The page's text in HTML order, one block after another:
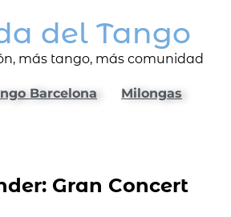
del Tango
más tango, más comunidad
Barcelona
Milongas
Gran Concert